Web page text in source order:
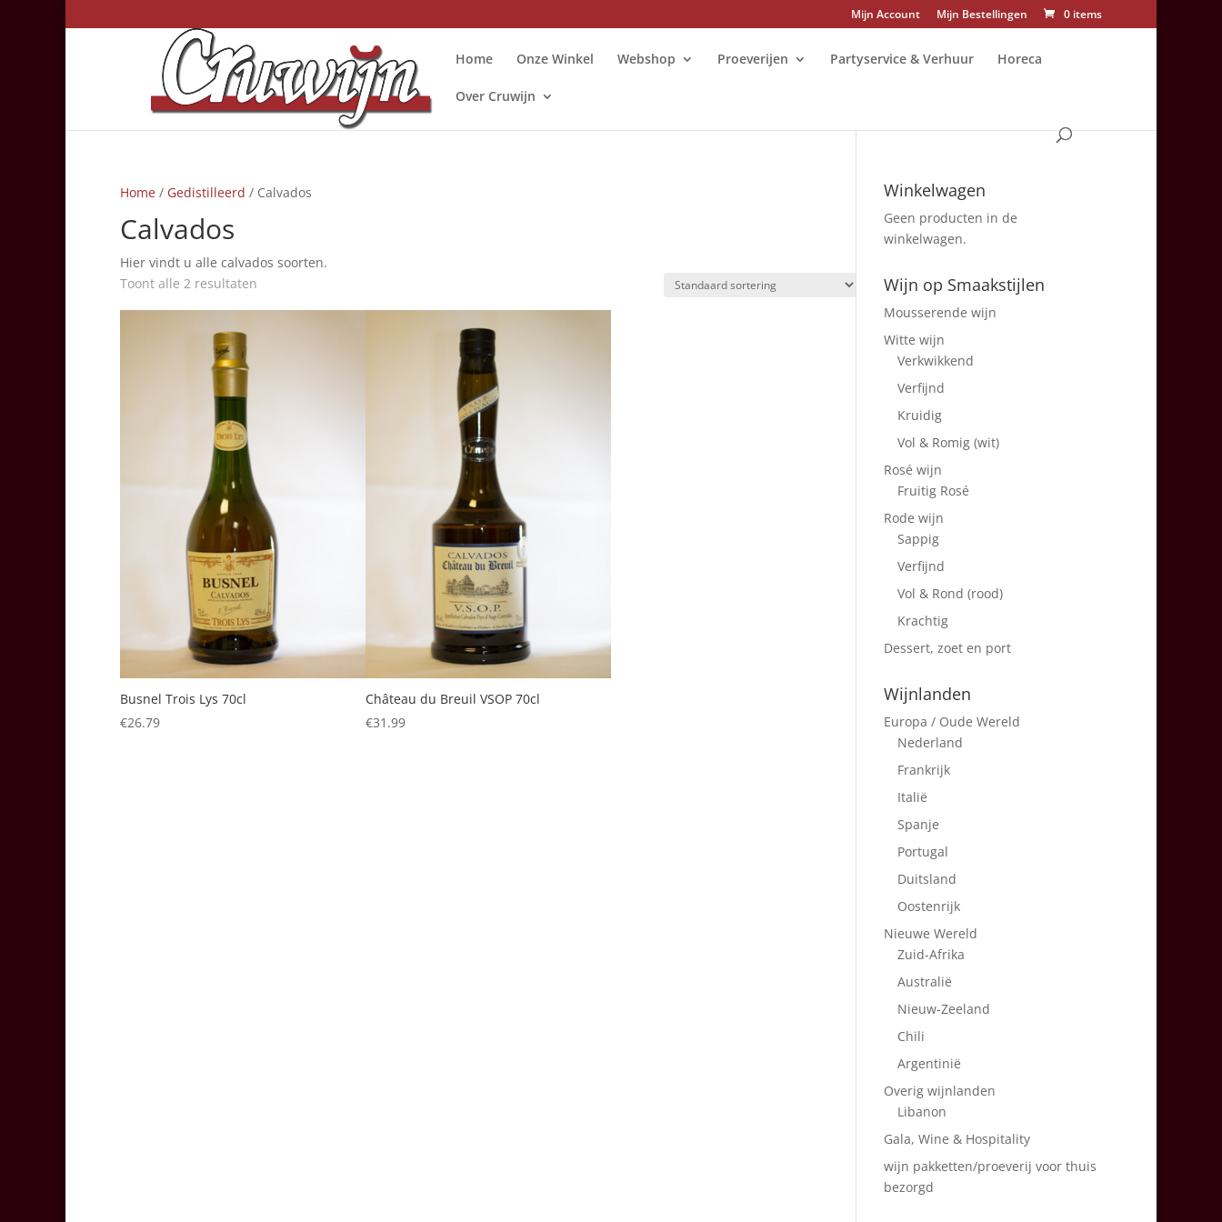
Mijn Account Mijn Bestellingen 0 items
Home Onze Winkel Webshop Proeverijen Partyservice & Verhuur Horeca
Over Cruwijn
Home / Gedistilleerd / Calvados
Calvados
Hier vindt u alle calvados soorten.
Toont alle 2 resultaten
Busnel Trois Lys 70cl
€26.79
Château du Breuil VSOP 70cl
€31.99
Winkelwagen
Geen producten in de
winkelwagen.
Wijn op Smaakstijlen
Mousserende wijn
Witte wijn
Verkwikkend
Verfijnd
Kruidig
Vol & Romig (wit)
Rosé wijn
Fruitig Rosé
Rode wijn
Sappig
Verfijnd
Vol & Rond (rood)
Krachtig
Dessert, zoet en port
Wijnlanden
Europa / Oude Wereld
Nederland
Frankrijk
Italië
Spanje
Portugal
Duitsland
Oostenrijk
Nieuwe Wereld
Zuid-Afrika
Australië
Nieuw-Zeeland
Chili
Argentinië
Overig wijnlanden
Libanon
Gala, Wine & Hospitality
wijn pakketten/proeverij voor thuis
bezorgd